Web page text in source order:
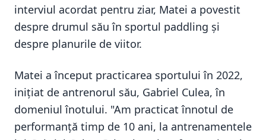
interviul acordat pentru ziar, Matei a povestit
despre drumul său în sportul paddling și
despre planurile de viitor.
Matei a început practicarea sportului în 2022,
inițiat de antrenorul său, Gabriel Culea, în
domeniul înotului. "Am practicat înnotul de
performanță timp de 10 ani, la antrenamentele